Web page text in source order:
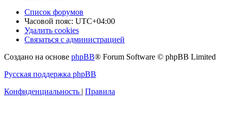
Список форумов
Часовой пояс: UTC+04:00
Удалить cookies
Связаться с администрацией
Создано на основе phpBB® Forum Software © phpBB Limited
Русская поддержка phpBB
Конфиденциальность | Правила